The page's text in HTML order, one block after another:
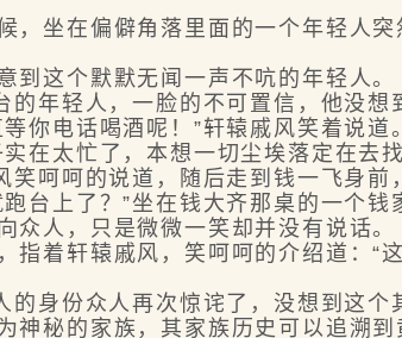
坐在偏僻角落里面的一个年轻人突
这个默默无闻一声不吭的年轻人。
年轻人，一脸的不可置信，他没想
电话喝酒呢！”轩辕戚风笑着说道。
忙了，本想一切尘埃落定在去找
呵呵的说道，随后走到钱一飞身前
上了？”坐在钱大齐那桌的一个钱
人，只是微微一笑却并没有说话。
着轩辕戚风，笑呵呵的介绍道：“
身份众人再次惊诧了，没想到这个
秘的家族，其家族历史可以追溯到